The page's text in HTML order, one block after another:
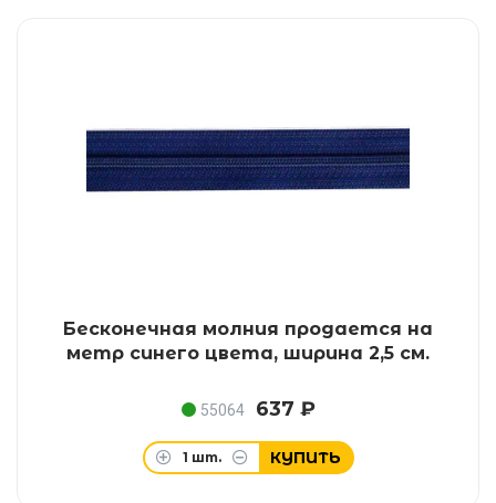
Бесконечная молния продается на
метр синего цвета, ширина 2,5 см.
55064 637 ₽
1 шт. КУПИТЬ